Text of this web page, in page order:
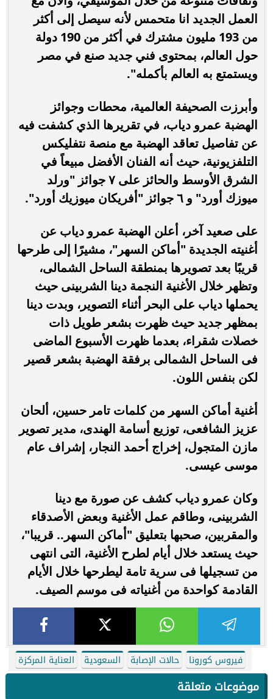
العمل الجديد انا متحمس لأنه سيصل إلى أكثر
من 193 مليون مشترك في أكثر من 190 دولة
حول العالم، بمحتوى فني جديد صنع في مصر
ويستمتع به العالم بأكمله".
وأبرزت الصحيفة العالمية، محطات وجوائز
الهضبة عمرو دياب، في تقريرها الذي كشفت فيه
عن تفاصيل تعاقد الهضبة مع منصة نتفليكس
التلفزيونية، حيث أنه الفنان الأفضل مبيعاً في
الشرق الأوسط والحائز على ٧ جوائز "ورلد
ميوزك أورد" و ٦ جوائز "أفريكان ميوزيك أورد".
على صعيد آخر، أعلن الهضبة عمرو دياب عن
أغنيته الجديدة "أماكن السهر"، مشيرًا إلى طرحها
قريبًا بعد تصويرها بمنطقة الساحل الشمالى،
وتظهر خلال الأغنية النجمة دينا الشربينى حيث
يحملها دياب على البحر أثناء التصوير، وبدت دينا
بمظهر جديد حيث ظهرت بشعر طويل ذات
خصلات شقراء، بعدما ظهرت الأسبوع الماضى
فى الساحل الشمالى برفقة الهضبة بشعر قصير
لكن بنفس اللون.
أغنية أماكن السهر من كلمات تامر حسين، ألحان
عزيز الشافعى، توزيع أسامة الهندى، مدير تصوير
مازن المتجول، إخراج أحمد النجار، إشراف عام
موسى عيسى.
وكان عمرو دياب كشف عن صورة مع دينا
الشربينى، وطاقم عمل الأغنية وبعض الأصدقاء
والمقربين، صحبها بتعليق "أماكن السهر.. قريبا"،
حيث يستعد خلال أيام لطرح الأغنية، التى انتهى
من تسجيلها فى سرية تامة ليطرحها خلال الأيام
القادمة كواحدة من أغنياته فى موسم الصيف.
فيروس كورونا حالات الإصابة السعودية العناية المركزة
موضوعات متعلقة